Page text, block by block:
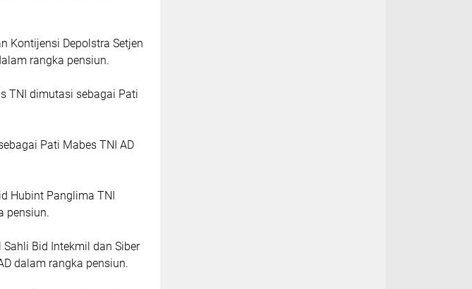
Kontijensi Depolstra Setjen
rangka pensiun.
TNI dimutasi sebagai Pati
Pati Mabes TNI AD
Hubint Panglima TNI
pensiun.
Bid Intekmil dan Siber
dalam rangka pensiun.